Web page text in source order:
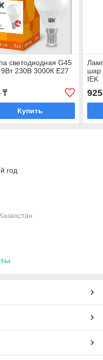
светодиодная G45
230В 3000К E27
₸
Купить
шар
IEK
925
год